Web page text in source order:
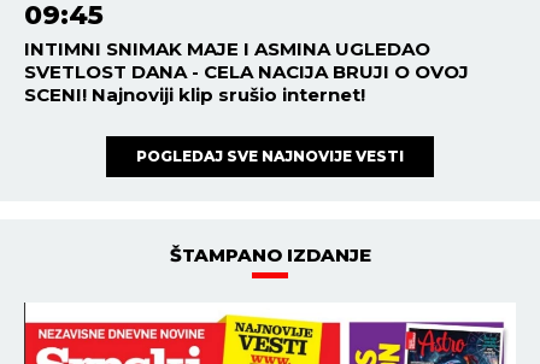
09:45
INTIMNI SNIMAK MAJE I ASMINA UGLEDAO
SVETLOST DANA - CELA NACIJA BRUJI O OVOJ
SCENI! Najnoviji klip srušio internet!
POGLEDAJ SVE NAJNOVIJE VESTI
ŠTAMPANO IZDANJE